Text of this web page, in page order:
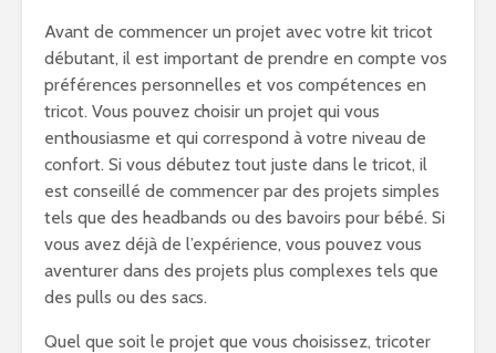
Avant de commencer un projet avec votre kit tricot
débutant, il est important de prendre en compte vos
préférences personnelles et vos compétences en
tricot. Vous pouvez choisir un projet qui vous
enthousiasme et qui correspond à votre niveau de
confort. Si vous débutez tout juste dans le tricot, il
est conseillé de commencer par des projets simples
tels que des headbands ou des bavoirs pour bébé. Si
vous avez déjà de l’expérience, vous pouvez vous
aventurer dans des projets plus complexes tels que
des pulls ou des sacs.
Quel que soit le projet que vous choisissez, tricoter